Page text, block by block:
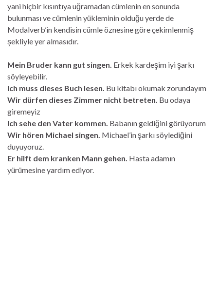
yani hiçbir kısıntıya uğramadan cümlenin en sonunda
bulunması ve cümlenin yükleminin olduğu yerde de
Modalverb’in kendisin cümle öznesine göre çekimlenmiş
şekliyle yer almasıdır.
Mein Bruder kann gut singen. Erkek kardeşim iyi şarkı
söyleyebilir.
Ich muss dieses Buch lesen. Bu kitabı okumak zorundayım
Wir dürfen dieses Zimmer nicht betreten. Bu odaya
giremeyiz
Ich sehe den Vater kommen. Babanın geldiğini görüyorum
Wir hören Michael singen. Michael’in şarkı söylediğini
duyuyoruz.
Er hilft dem kranken Mann gehen. Hasta adamın
yürümesine yardım ediyor.